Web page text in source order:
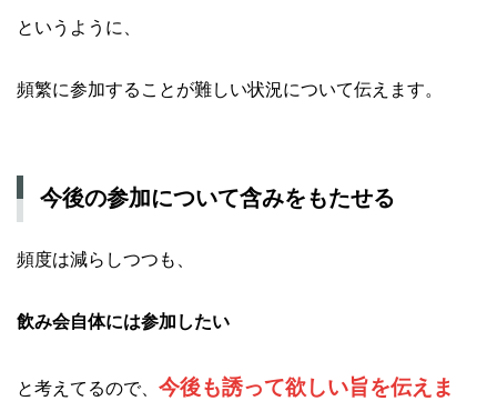
というように、
頻繁に参加することが難しい状況について伝えます。
今後の参加について含みをもたせる
頻度は減らしつつも、
飲み会自体には参加したい
と考えてるので、 今後も誘って欲しい旨を伝えま